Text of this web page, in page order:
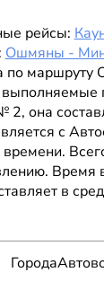
рейсы:
Ошмяны -
по
2, она
с
Время
в
Города